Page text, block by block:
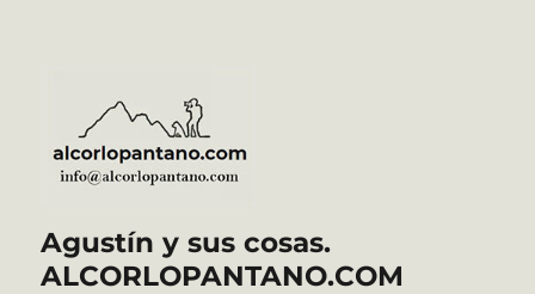
Agustín y sus cosas.
ALCORLOPANTANO.COM